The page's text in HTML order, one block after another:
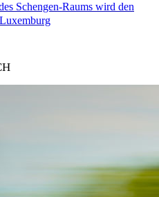
Schengen-Raums wird den